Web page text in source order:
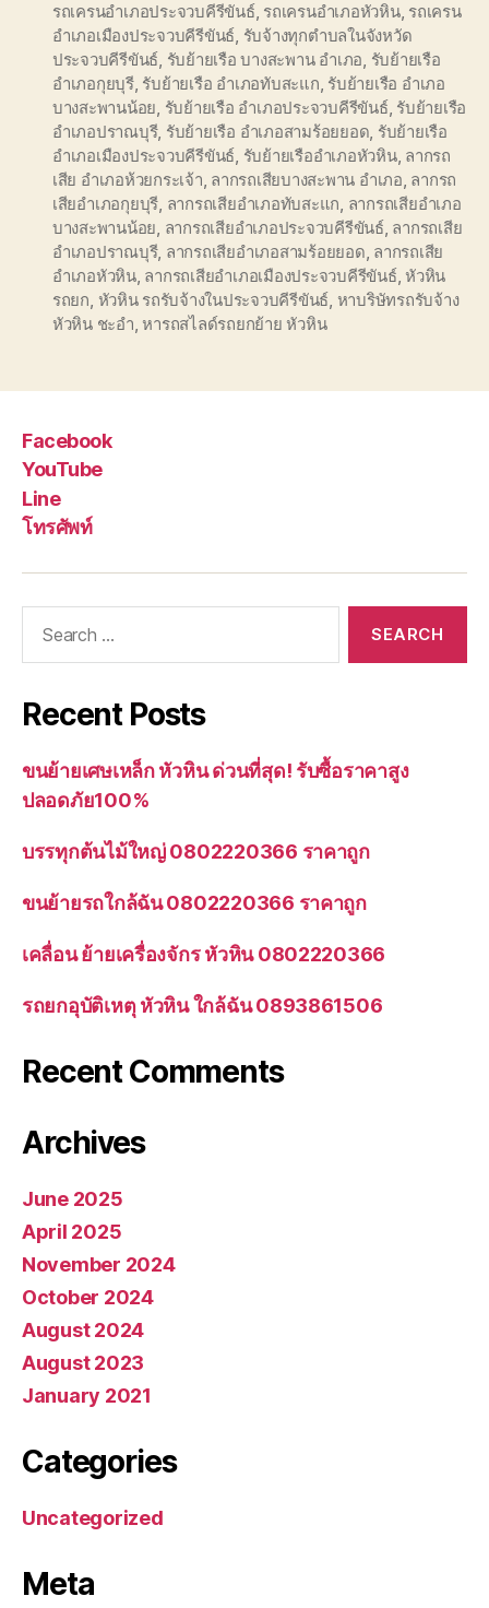
รถเครนอำเภอประจวบคีรีขันธ์, รถเครนอำเภอหัวหิน, รถเครน
อำเภอเมืองประจวบคีรีขันธ์, รับจ้างทุกตำบลในจังหวัด
ประจวบคีรีขันธ์, รับย้ายเรือ บางสะพาน อำเภอ, รับย้ายเรือ
อำเภอกุยบุรี, รับย้ายเรือ อำเภอทับสะแก, รับย้ายเรือ อำเภอ
บางสะพานน้อย, รับย้ายเรือ อำเภอประจวบคีรีขันธ์, รับย้ายเรือ
อำเภอปราณบุรี, รับย้ายเรือ อำเภอสามร้อยยอด, รับย้ายเรือ
อำเภอเมืองประจวบคีรีขันธ์, รับย้ายเรืออำเภอหัวหิน, ลากรถ
เสีย อำเภอห้วยกระเจ้า, ลากรถเสียบางสะพาน อำเภอ, ลากรถ
เสียอำเภอกุยบุรี, ลากรถเสียอำเภอทับสะแก, ลากรถเสียอำเภอ
บางสะพานน้อย, ลากรถเสียอำเภอประจวบคีรีขันธ์, ลากรถเสีย
อำเภอปราณบุรี, ลากรถเสียอำเภอสามร้อยยอด, ลากรถเสีย
อำเภอหัวหิน, ลากรถเสียอำเภอเมืองประจวบคีรีขันธ์,หัวหิน
รถยก, หัวหิน รถรับจ้างในประจวบคีรีขันธ์, หาบริษัทรถรับจ้าง
หัวหิน ชะอำ,หารถสไลด์รถยกย้าย หัวหิน
Facebook
YouTube
Line
โทรศัพท์
Recent Posts
ขนย้ายเศษเหล็ก หัวหิน ด่วนที่สุด! รับซื้อราคาสูง
ปลอดภัย100%
บรรทุกต้นไม้ใหญ่ 0802220366 ราคาถูก
ขนย้ายรถใกล้ฉัน 0802220366 ราคาถูก
เคลื่อน ย้ายเครื่องจักร หัวหิน 0802220366
รถยกอุบัติเหตุ หัวหิน ใกล้ฉัน 0893861506
Recent Comments
Archives
June 2025
April 2025
November 2024
October 2024
August 2024
August 2023
January 2021
Categories
Uncategorized
Meta